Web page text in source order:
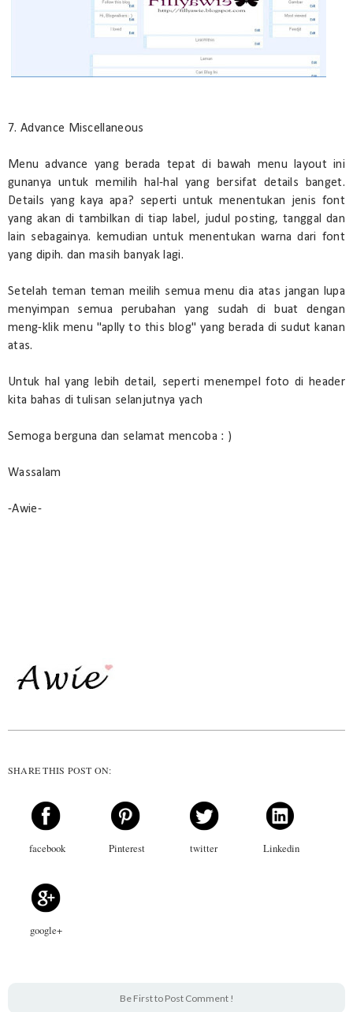
7. Advance Miscellaneous
Menu advance yang berada tepat di bawah menu layout ini
gunanya untuk memilih hal-hal yang bersifat details banget.
Details yang kaya apa? seperti untuk menentukan jenis font
yang akan di tambilkan di tiap label, judul posting, tanggal dan
lain sebagainya. kemudian untuk menentukan warna dari font
yang dipih. dan masih banyak lagi.
Setelah teman teman meilih semua menu dia atas jangan lupa
menyimpan semua perubahan yang sudah di buat dengan
meng-klik menu "aplly to this blog" yang berada di sudut kanan
atas.
Untuk hal yang lebih detail, seperti menempel foto di header
kita bahas di tulisan selanjutnya yach
Semoga berguna dan selamat mencoba : )
Wassalam
-Awie-
SHARE THIS POST ON:
facebook Pinterest twitter Linkedin
google+
Be First to Post Comment !